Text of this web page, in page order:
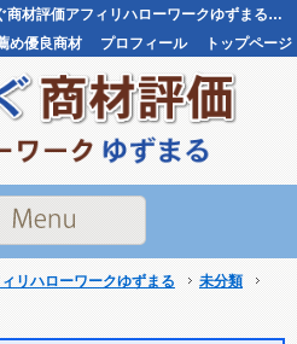
まずは信頼関係 | 評価特典.確実に稼ぐ商材評価アフィリハローワークゆずまる評価特典.確実に稼ぐ商材評価アフィリハローワークゆずまる
トップページ
プロフィール
め優良商材
リハローワークゆずまる
未分類